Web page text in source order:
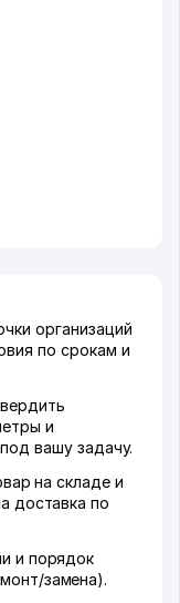
организаций
по срокам и
и
вашу задачу.
на складе и
доставка по
и порядок
замена).